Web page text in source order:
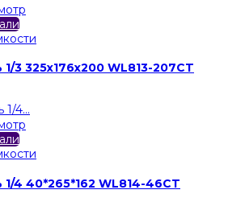
3 325x176x200 WL813-207CT
1/4 40*265*162 WL814-46CT